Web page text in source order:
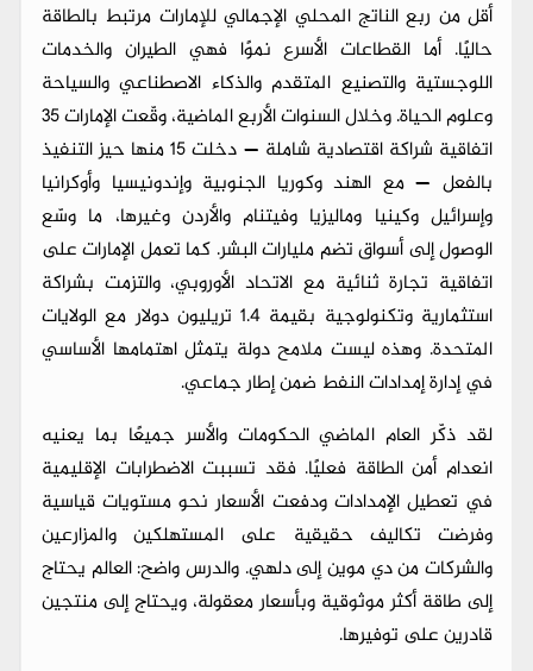
أقل من ربع الناتج المحلي الإجمالي للإمارات مرتبط بالطاقة
حاليًا. أما القطاعات الأسرع نموًا فهي الطيران والخدمات
اللوجستية والتصنيع المتقدم والذكاء الاصطناعي والسياحة
وعلوم الحياة. وخلال السنوات الأربع الماضية، وقّعت الإمارات 35
اتفاقية شراكة اقتصادية شاملة — دخلت 15 منها حيز التنفيذ
بالفعل — مع الهند وكوريا الجنوبية وإندونيسيا وأوكرانيا
وإسرائيل وكينيا وماليزيا وفيتنام والأردن وغيرها، ما وسّع
الوصول إلى أسواق تضم مليارات البشر. كما تعمل الإمارات على
اتفاقية تجارة ثنائية مع الاتحاد الأوروبي، والتزمت بشراكة
استثمارية وتكنولوجية بقيمة 1.4 تريليون دولار مع الولايات
المتحدة. وهذه ليست ملامح دولة يتمثل اهتمامها الأساسي
في إدارة إمدادات النفط ضمن إطار جماعي.
لقد ذكّر العام الماضي الحكومات والأسر جميعًا بما يعنيه
انعدام أمن الطاقة فعليًا. فقد تسببت الاضطرابات الإقليمية
في تعطيل الإمدادات ودفعت الأسعار نحو مستويات قياسية
وفرضت تكاليف حقيقية على المستهلكين والمزارعين
والشركات من دي موين إلى دلهي. والدرس واضح: العالم يحتاج
إلى طاقة أكثر موثوقية وبأسعار معقولة، ويحتاج إلى منتجين
قادرين على توفيرها.